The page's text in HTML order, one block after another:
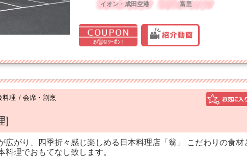
イオン・成田空港 富里
料理 / 会席・割烹
]
広がり、四季折々感じ楽しめる日本料理店「翁」 こだわりの食材
料理でおもてなし致します。